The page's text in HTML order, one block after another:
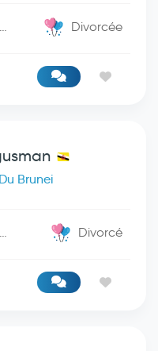
Brunei / Bandar Seri begwan Divorcée
Brunei
Brunei / Bandar Seri begwan Divorcé